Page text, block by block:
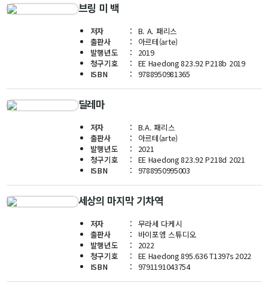
교과목이수규정
대학원
교과과정
교과목이수규정
연합전공 인공지능 반도체공학
연합전공 인공지능
연합전공 지능형 통신
협동과정 인공지능
해동학술정보
공지사항
브링 미 백
저자
B. A. 패리스
출판사
아르테(arte)
발행년도
2019
청구기호
EE Haedong 823.92 P218b 2019
ISBN
9788950981365
딜레마
저자
B.A. 패리스
출판사
아르테(arte)
발행년도
2021
청구기호
EE Haedong 823.92 P218d 2021
ISBN
9788950995003
세상의 마지막 기차역
저자
무라세 다케시
출판사
바이포엠 스튜디오
발행년도
2022
청구기호
EE Haedong 895.636 T1397s 2022
ISBN
9791191043754